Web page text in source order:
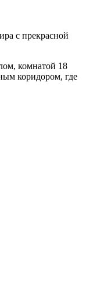
с прекрасной
комнатой 18
коридором, где